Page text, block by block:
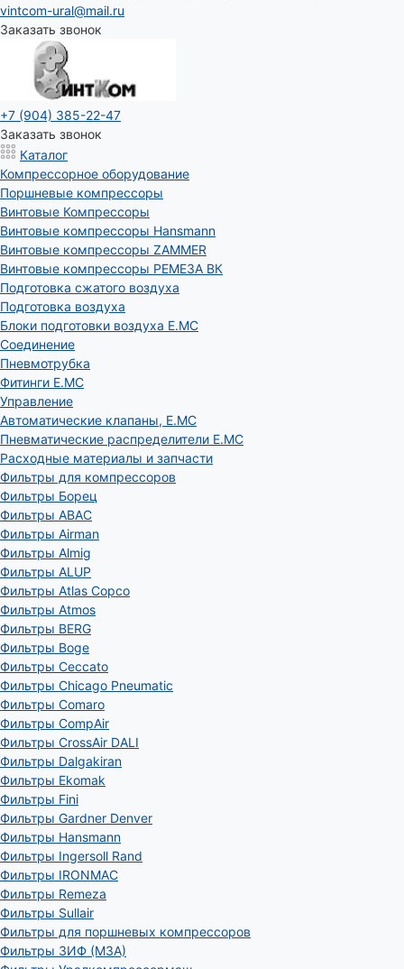
vintcom-ural@mail.ru
Заказать звонок
+7 (904) 385-22-47
Заказать звонок
Каталог
Компрессорное оборудование
Поршневые компрессоры
Винтовые Компрессоры
Винтовые компрессоры Hansmann
Винтовые компрессоры ZAMMER
Винтовые компрессоры РЕМЕЗА ВК
Подготовка сжатого воздуха
Подготовка воздуха
Блоки подготовки воздуха E.MC
Соединение
Пневмотрубка
Фитинги E.MC
Управление
Автоматические клапаны, Е.МС
Пневматические распределители E.MC
Расходные материалы и запчасти
Фильтры для компрессоров
Фильтры Борец
Фильтры ABAC
Фильтры Airman
Фильтры Almig
Фильтры ALUP
Фильтры Atlas Copco
Фильтры Atmos
Фильтры BERG
Фильтры Boge
Фильтры Ceccato
Фильтры Chicago Pneumatic
Фильтры Comaro
Фильтры CompAir
Фильтры CrossAir DALI
Фильтры Dalgakiran
Фильтры Ekomak
Фильтры Fini
Фильтры Gardner Denver
Фильтры Hansmann
Фильтры Ingersoll Rand
Фильтры IRONMAC
Фильтры Remeza
Фильтры Sullair
Фильтры для поршневых компрессоров
Фильтры ЗИФ (МЗА)